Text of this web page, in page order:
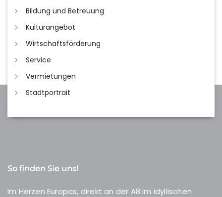
Bildung und Betreuung
Kulturangebot
Wirtschaftsförderung
Service
Vermietungen
Stadtportrait
So finden Sie uns!
Im Herzen Europas, direkt an der A8 im idyllischen